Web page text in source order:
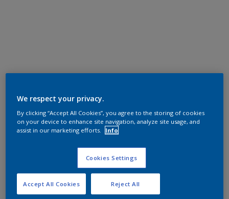
We respect your privacy.
By clicking “Accept All Cookies”, you agree to the storing of cookies
on your device to enhance site navigation, analyze site usage, and
assist in our marketing efforts.
Info
Cookies Settings
Reject All
Accept All Cookies